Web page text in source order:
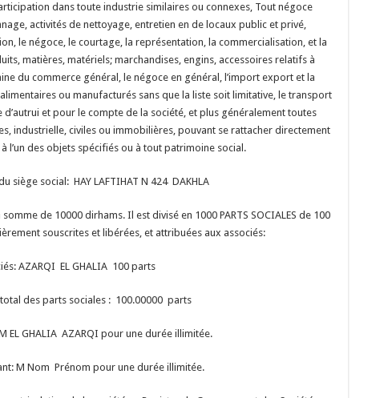
dans toute industrie similaires ou connexes, Tout négoce
activités de nettoyage, entretien en de locaux public et privé,
le négoce, le courtage, la représentation, la commercialisation, et la
matières, matériels; marchandises, engins, accessoires relatifs à
du commerce général, le négoce en général, l’import export et la
ou manufacturés sans que la liste soit limitative, le transport
et pour le compte de la société, et plus généralement toutes
industrielle, civiles ou immobilières, pouvant se rattacher directement
l’un des objets spécifiés ou à tout patrimoine social.
siège social: HAY LAFTIHAT N 424 DAKHLA
de 10000 dirhams. Il est divisé en 1000 PARTS SOCIALES de 100
souscrites et libérées, et attribuées aux associés:
AZARQI EL GHALIA 100 parts
des parts sociales : 100.00000 parts
EL GHALIA AZARQI pour une durée illimitée.
M Nom Prénom pour une durée illimitée.